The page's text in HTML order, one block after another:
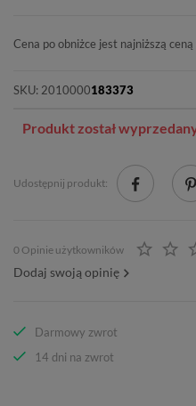
Cena po obniżce jest najniższą
SKU: 2010000183373
Produkt został
Udostępnij produkt:
0 Opinie użytkowników
Dodaj swoją opinię
Darmowy zwrot
14 dni na zwrot